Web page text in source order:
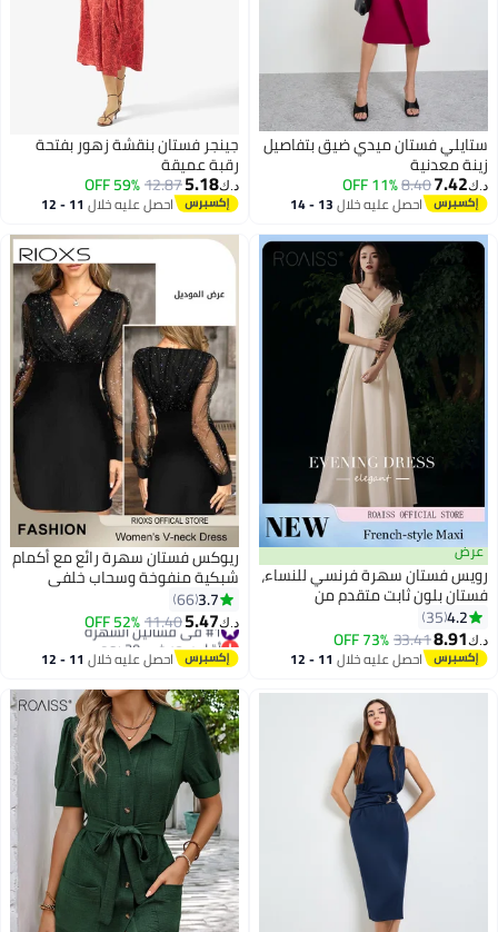
2
ستايلي فستان ميدي ضيق بتفاصيل
زينة معدنية
د.ك‏7.42
8.40
11% OFF
احصل عليه خلال 13 - 14
جينجر فستان بنقشة زهور بفتحة
رقبة عميقة
د.ك‏5.18
12.87
59% OFF
احصل عليه خلال 11 - 12
عرض
رويس فستان سهرة فرنسي للنساء،
فستان بلون ثابت متقدم من
للحفلات، فستان سيدات أنيق بمزاج
راق، مريح وصديق للبشرة وقابل
للتنفس، تنورة بطول الأرض
4.2
35
د.ك‏8.91
33.41
73% OFF
احصل عليه خلال 11 - 12
4
ريوكس فستان سهرة رائع مع أكمام
شبكية منفوخة وسحاب خلفي
وصورة ظلية ملفوفة على الوركين،
شكل حرف V مع تصميم أنيق أنيق،
فستان ملفوف متلألئ، مثالي
والزفاف والحفلات
3.7
66
د.ك‏5.47
11.40
52% OFF #1 في فساتين السهرة
أقل سعر في 30 يوم
#1 في فساتين السهرة احصل عليه خلال 11 - 12